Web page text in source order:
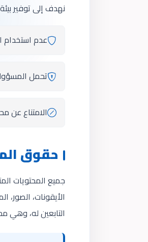
نهدف إلى توفير
عدم استخدام
تحمل
الامتناع عن
حقوق
جميع المحتويات
الأيقونات،
التابعين له، وهي